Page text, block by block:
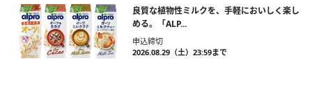
良質な植物性ミルクを、手軽においしく楽し
める。「ALP...
申込締切
2026.08.29（土）23:59まで